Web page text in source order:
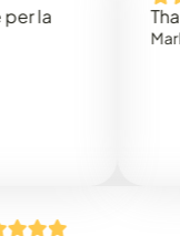
Thank
Mark N.